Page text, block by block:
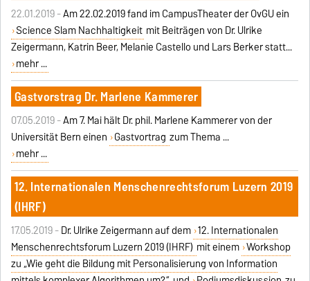
22.01.2019 -Am 22.02.2019 fand im CampusTheater der OvGU ein
Science Slam Nachhaltigkeit mit Beiträgen von Dr. Ulrike
Zeigermann, Katrin Beer, Melanie Castello und Lars Berker statt...
mehr ...
Gastvorstrag Dr. Marlene Kammerer
07.05.2019 -Am 7. Mai hält Dr. phil. Marlene Kammerer von der
Universität Bern einen Gastvortrag zum Thema ...
mehr ...
12. Internationalen Menschenrechtsforum Luzern 2019
(IHRF)
17.05.2019 -Dr. Ulrike Zeigermann auf dem 12. Internationalen
Menschenrechtsforum Luzern 2019 (IHRF) mit einem Workshop
zu „Wie geht die Bildung mit Personalisierung von Information